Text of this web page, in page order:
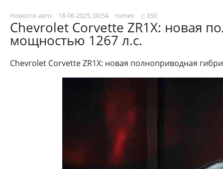
Новости авто 18-06-2025, 00:54 romex 350
Chevrolet Corvette ZR1X: новая
мощностью 1267 л.с.
Chevrolet Corvette ZR1X: новая полноприводная